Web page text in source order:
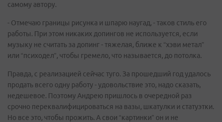
самому автору.
- Отмечаю границы рисунка и шпарю наугад, - таков стиль его
работы. При этом никаких допингов не используется, если
музыку не считать за допинг - тяжелая, ближе к “хэви метал”
или “психодел”, чтобы гремело, что называется, до потолка.
Правда, с реализацией сейчас туго. За прошедший год удалось
продать всего одну работу - удовольствие это, надо сказать,
недешевое. Поэтому Андрею пришлось в очередной раз
срочно переквалифицироваться на вазы, шкатулки и статуэтки.
Но все это, чтобы прожить. А свои “картинки” он и не